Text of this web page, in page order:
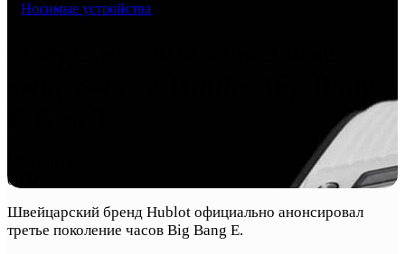
Носимые устройства
0
Швейцарский бренд Hublot официально анонсировал
третье поколение часов Big Bang E.